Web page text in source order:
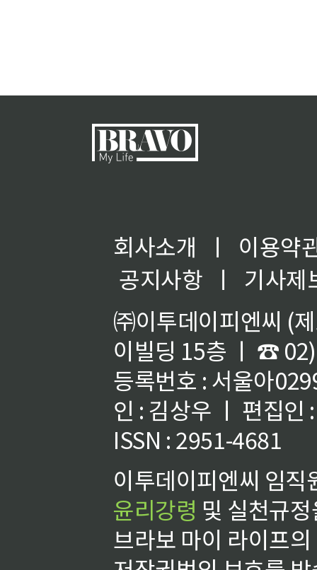
회사소개 ㅣ
이용약
공지사항
ㅣ
기사제
㈜이투데이피엔씨 (
이빌딩 15층 ㅣ ☎
등록번호 : 서울아
인 : 김상우 ㅣ 편집인
ISSN : 2951-4681
이투데이피엔씨 임
윤리강령 및 실천규
브라보 마이 라이프